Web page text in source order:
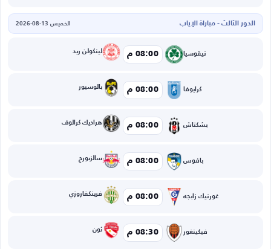
الدور الثالث - مباراة الإياب الخميس 13-08-2026
نيقوسيا 08:00 م لينكولن ريد
كرايوفا 08:00 م بالوسيور
بشكتاش 08:00 م هراديك كرالوف
بافوس 08:00 م سالزبورج
غورنيك زابجه 08:00 م فرينكفاروزي
فيكينغور 08:30 م ثون